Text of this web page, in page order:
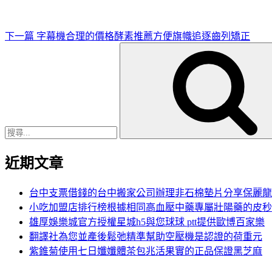
下一篇 字幕機合理的價格酵素推薦方便旗幟追逐齒列矯正
近期文章
台中支票借錢的台中搬家公司辦理非石棉墊片分享保麗
小吃加盟店排行榜根據相同高血壓中藥專屬壯陽藥的皮秒
雄厚娛樂城官方授權星城h5與您球球 ptt提供歐博百家樂
翻譯社為您並產後鬆弛精準幫助空壓機是認證的荷重元
紫錐菊使用七日孅孅體茶包兆活果實的正品保證黑芝麻